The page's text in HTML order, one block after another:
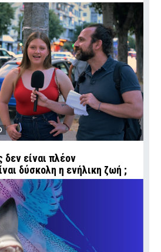
δεν είναι πλέον
δύσκολη η ενήλικη ζωή ;